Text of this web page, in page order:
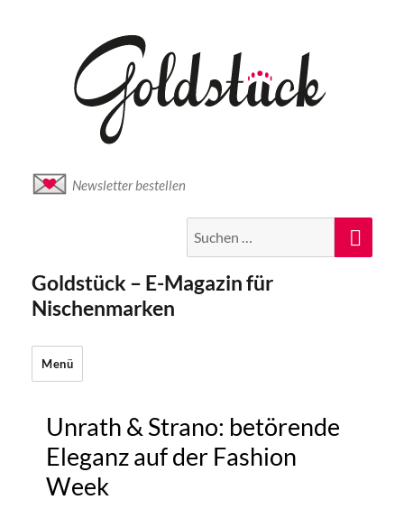
Newsletter bestellen
nach:
Goldstück – E-Magazin für
Nischenmarken
Menü
Unrath & Strano: betörende
Eleganz auf der Fashion
Week